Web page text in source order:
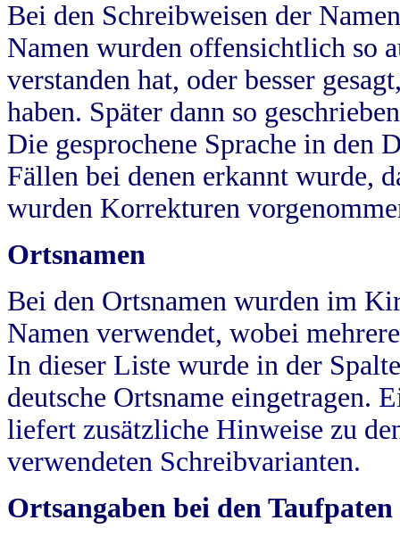
Bei den Schreibweisen der
Namen wurden offensichtlich so
verstanden hat, oder besser
haben. Später dann so
Die gesprochene Sprache in
Fällen bei denen erkannt wurde,
wurden Korrekturen
Ortsnamen
Bei den Ortsnamen wurden im
Namen verwendet, wobei
In dieser Liste wurde in der
deutsche Ortsname eingetragen.
liefert zusätzliche Hinweise zu
verwendeten Schreibvarianten.
Ortsangaben bei den Taufpaten